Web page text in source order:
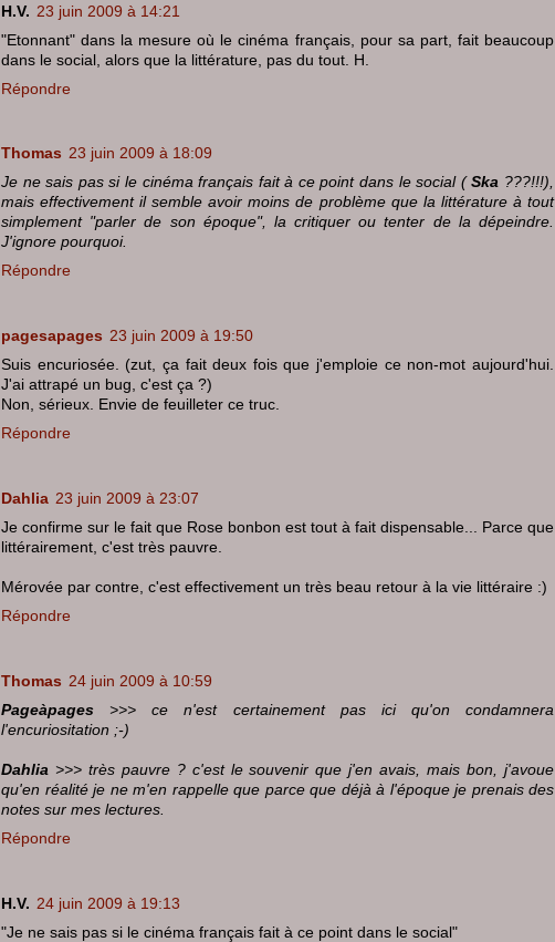
H.V. 23 juin 2009 à 14:21
"Etonnant" dans la mesure où le cinéma français, pour sa part, fait beaucoup
dans le social, alors que la littérature, pas du tout. H.
Répondre
Thomas 23 juin 2009 à 18:09
Je ne sais pas si le cinéma français fait à ce point dans le social (Ska ???!!!),
mais effectivement il semble avoir moins de problème que la littérature à tout
simplement "parler de son époque", la critiquer ou tenter de la dépeindre.
J'ignore pourquoi.
Répondre
pagesapages 23 juin 2009 à 19:50
Suis encuriosée. (zut, ça fait deux fois que j'emploie ce non-mot aujourd'hui.
J'ai attrapé un bug, c'est ça ?)
Non, sérieux. Envie de feuilleter ce truc.
Répondre
Dahlia 23 juin 2009 à 23:07
Je confirme sur le fait que Rose bonbon est tout à fait dispensable... Parce que
littérairement, c'est très pauvre.
Mérovée par contre, c'est effectivement un très beau retour à la vie littéraire :)
Répondre
Thomas 24 juin 2009 à 10:59
Pageàpages >>> ce n'est certainement pas ici qu'on condamnera
l'encuriositation ;-)
Dahlia >>> très pauvre ? c'est le souvenir que j'en avais, mais bon, j'avoue
qu'en réalité je ne m'en rappelle que parce que déjà à l'époque je prenais des
notes sur mes lectures.
Répondre
H.V. 24 juin 2009 à 19:13
"Je ne sais pas si le cinéma français fait à ce point dans le social"